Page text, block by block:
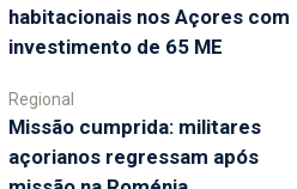
habitacionais nos Açores com
investimento de 65 ME
Regional
Missão cumprida: militares
açorianos regressam após